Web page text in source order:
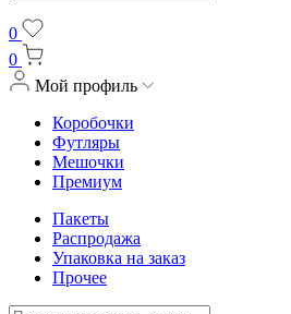
0
0
Мой профиль
Коробочки
Футляры
Мешочки
Премиум
Пакеты
Распродажа
Упаковка на заказ
Прочее